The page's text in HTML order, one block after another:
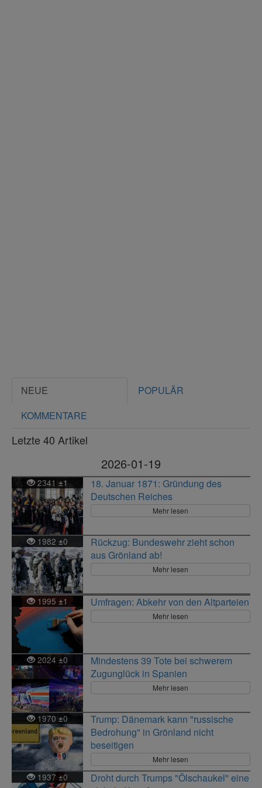
NEUE
POPULÄR
KOMMENTARE
Letzte 40 Artikel
2026-01-19
2341±1
18. Januar 1871: Gründung des
Deutschen Reiches
Mehr lesen
1982 ±0
Rückzug: Bundeswehr zieht schon
aus Grönland ab!
Mehr lesen
1995 ±1 Umfragen: Abkehr von den Altparteien
Mehr lesen
2024 ±0
Mindestens 39 Tote bei schwerem
Zugunglück in Spanien
Mehr lesen
1970±0
Trump: Dänemark kann "russische
Bedrohung" in Grönland nicht
beseitigen
Mehr lesen
1937 ±0
Droht durch Trumps "Ölschaukel" eine